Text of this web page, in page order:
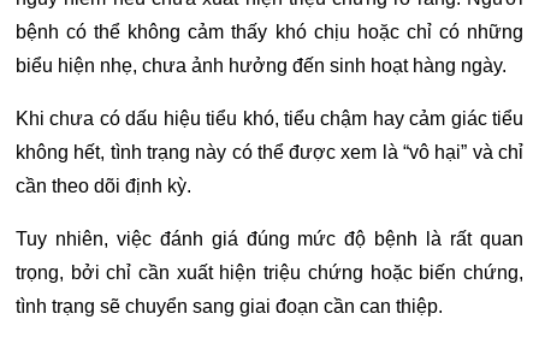
bệnh có thể không cảm thấy khó chịu hoặc chỉ có những
biểu hiện nhẹ, chưa ảnh hưởng đến sinh hoạt hàng ngày.
Khi chưa có dấu hiệu tiểu khó, tiểu chậm hay cảm giác tiểu
không hết, tình trạng này có thể được xem là “vô hại” và chỉ
cần theo dõi định kỳ.
Tuy nhiên, việc đánh giá đúng mức độ bệnh là rất quan
trọng, bởi chỉ cần xuất hiện triệu chứng hoặc biến chứng,
tình trạng sẽ chuyển sang giai đoạn cần can thiệp.